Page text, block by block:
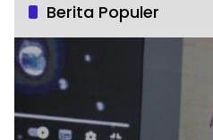
Berita Populer